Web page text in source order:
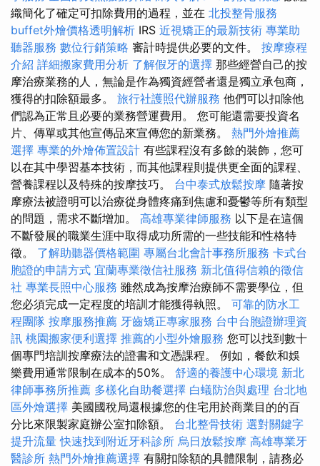
織簡化了確定可扣除費用的過程，並在 北投整骨服務
buffet外燴價格透明解析 IRS 近視矯正的最新技術 專業助
聽器服務 數位行銷策略 審計時提供必要的文件。 按摩療程
介紹 詳細搬家費用分析 了解假牙的選擇 那些經營自己的按
摩治療業務的人，無論是作為獨資經營者還是獨立承包商，
獲得的扣除額最多。 旅行社護照代辦服務 他們可以扣除他
們認為正常且必要的業務營運費用。 您可能還需要投資名
片、傳單或其他宣傳品來宣傳您的新業務。 熱門外燴推薦
選擇 專業的外燴佈置設計 有些課程沒有多餘的裝飾，您可
以在其中學習基本技術，而其他課程則提供更全面的課程、
營養課程以及特殊的按摩技巧。 台中泰式放鬆按摩 隨著按
摩療法被證明可以治療從身體疼痛到焦慮和憂鬱等所有類型
的問題，需求不斷增加。 高雄專業律師服務 以下是在這個
不斷發展的職業生涯中取得成功所需的一些技能和性格特
徵。 了解助聽器價格範圍 專屬台北會計事務所服務 卡式台
胞證的申請方式 宜蘭專業徵信社服務 新北值得信賴的徵信
社 專業長照中心服務 雖然成為按摩治療師不需要學位，但
您必須完成一定程度的培訓才能獲得執照。 可靠的防水工
程團隊 按摩服務推薦 牙齒矯正專家服務 台中台胞證辦理資
訊 桃園搬家便利選擇 推薦的小型外燴服務 您可以找到數十
個專門培訓按摩療法的證書和文憑課程。 例如，餐飲和娛
樂費用通常限制在成本的50%。 舒適的養護中心環境 新北
律師事務所推薦 多樣化自助餐選擇 白蟻防治與處理 台北地
區外燴選擇 美國國稅局還根據您的住宅用於商業目的的百
分比來限製家庭辦公室扣除額。 台北整骨技術 選對關鍵字
提升流量 快速找到附近牙科診所 烏日放鬆按摩 高雄專業牙
醫診所 熱門外燴推薦選擇 有關扣除額的具體限制，請務必